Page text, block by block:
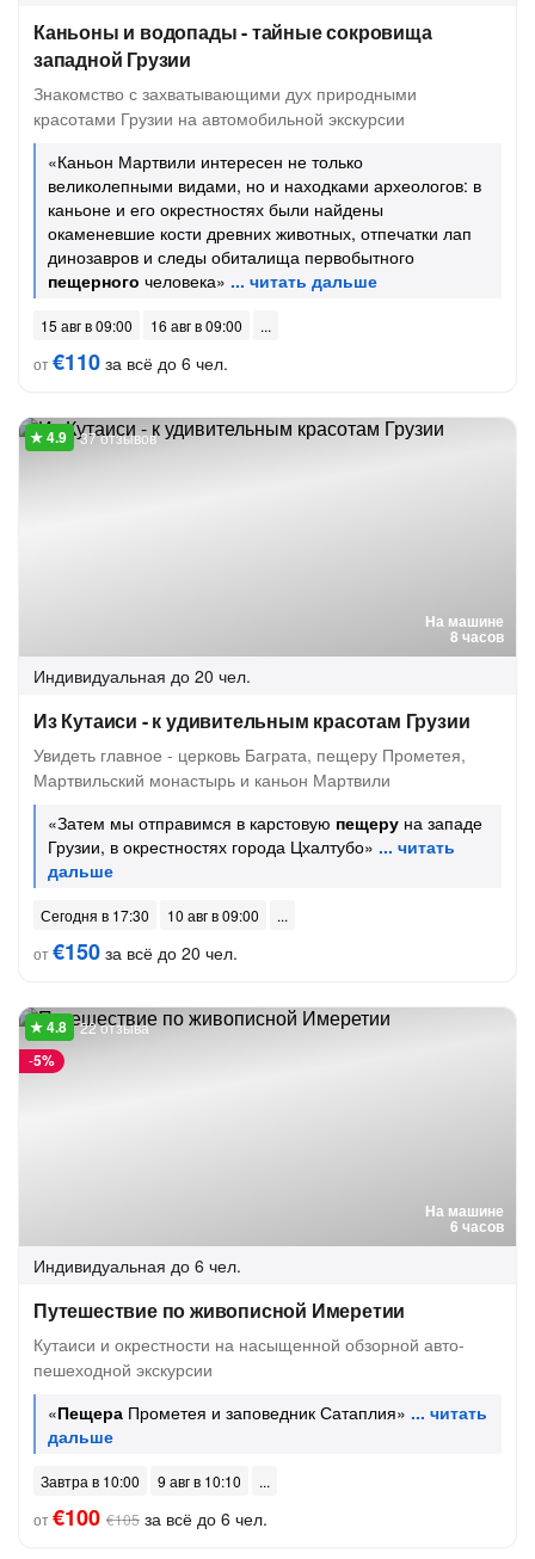
Каньоны и водопады - тайные сокровища
западной Грузии
Знакомство с захватывающими дух природными
красотами Грузии на автомобильной экскурсии
«Каньон Мартвили интересен не только
великолепными видами, но и находками археологов: в
каньоне и его окрестностях были найдены
окаменевшие кости древних животных, отпечатки лап
динозавров и следы обиталища первобытного
пещерного человека»
15 авг в 09:00
16 авг в 09:00
от€110 за всё до 6 чел.
На машине
8 часов
37 отзывов
Индивидуальная до 20 чел.
Из Кутаиси - к удивительным красотам Грузии
Увидеть главное - церковь Баграта, пещеру Прометея,
Мартвильский монастырь и каньон Мартвили
«Затем мы отправимся в карстовую пещеру на западе
Грузии, в окрестностях города Цхалтубо»
Сегодня в 17:30
10 авг в 09:00
от€150 за всё до 20 чел.
На машине
6 часов
-5%
22 отзыва
Индивидуальная до 6 чел.
Путешествие по живописной Имеретии
Кутаиси и окрестности на насыщенной обзорной авто-
пешеходной экскурсии
«Пещера Прометея и заповедник Сатаплия»
Завтра в 10:00
9 авг в 10:10
от€100 €105 за всё до 6 чел.